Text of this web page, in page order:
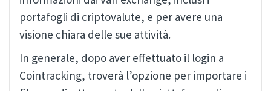
portafogli di criptovalute, e per avere una
visione chiara delle sue attività.
In generale, dopo aver effettuato il login a
Cointracking, troverà l’opzione per importare i